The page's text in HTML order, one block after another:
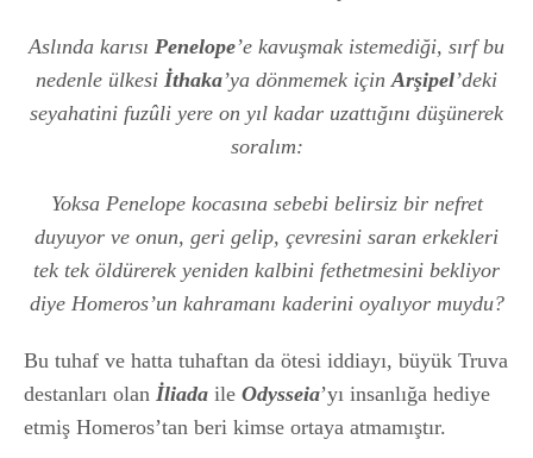
Aslında karısı Penelope’e kavuşmak istemediği, sırf bu
nedenle ülkesi İthaka’ya dönmemek içinArşipel’deki
seyahatini fuzûli yere on yıl kadar uzattığını düşünerek
soralım:
Yoksa Penelope kocasına sebebi belirsiz bir nefret
duyuyor ve onun, geri gelip, çevresini saran erkekleri
tek tek öldürerek yeniden kalbini fethetmesini bekliyor
diye Homeros’un kahramanı kaderini oyalıyor muydu?
Bu tuhaf ve hatta tuhaftan da ötesi iddiayı, büyük Truva
destanları olan İliada ile Odysseia’yı insanlığa hediye
etmiş Homeros’tan beri kimse ortaya atmamıştır.